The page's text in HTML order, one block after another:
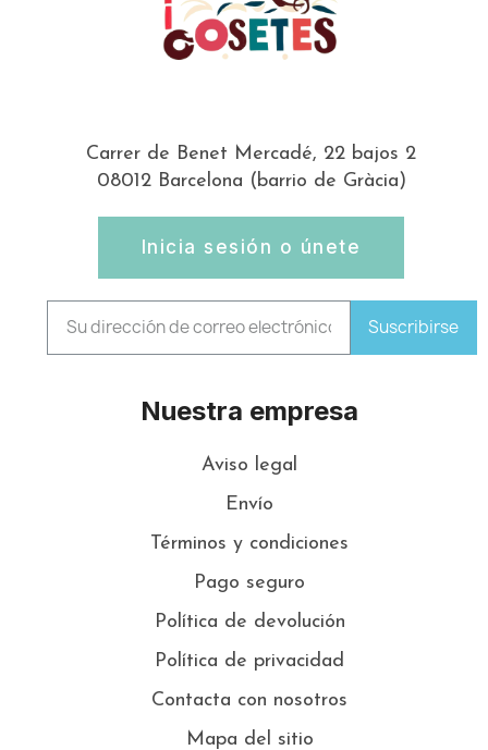
Carrer de Benet Mercadé, 22 bajos 2
08012 Barcelona (barrio de Gràcia)
Inicia sesión o únete
Suscribirse
Nuestra empresa
Aviso legal
Envío
Términos y condiciones
Pago seguro
Política de devolución
Política de privacidad
Contacta con nosotros
Mapa del sitio